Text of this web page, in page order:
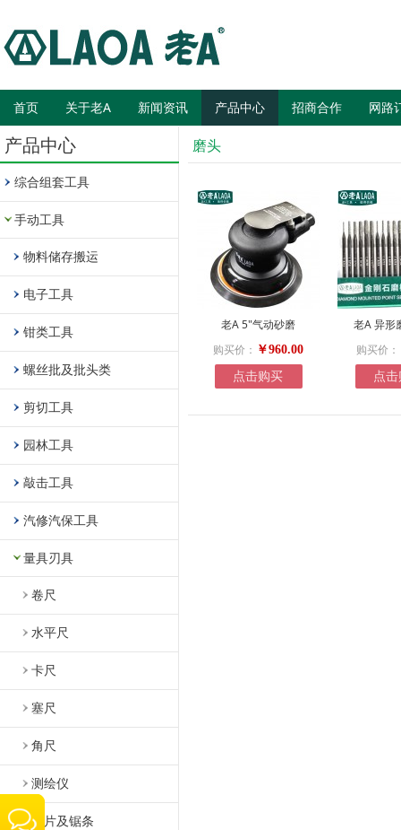
首页 关于老A 新闻资讯 产品中心 招商合作 网路
产品中心
综合组套工具
手动工具
物料储存搬运
电子工具
钳类工具
螺丝批及批头类
剪切工具
园林工具
敲击工具
汽修汽保工具
量具刃具
卷尺
水平尺
卡尺
塞尺
角尺
测绘仪
锯片及锯条
磨头
老A 5"气动砂磨
购买价： ￥960.00
点击购买
老A 异形
购买价：
点